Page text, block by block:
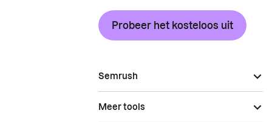
Probeer het kosteloos uit
Semrush
Meer tools